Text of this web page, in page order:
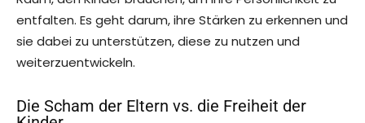
entfalten. Es geht darum, ihre Stärken zu erkennen und
sie dabei zu unterstützen, diese zu nutzen und
weiterzuentwickeln.
Die Scham der Eltern vs. die Freiheit der